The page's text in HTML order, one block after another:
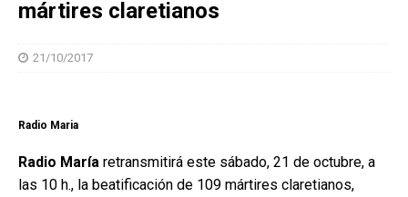
mártires claretianos
21/10/2017
Radio Maria
Radio María retransmitirá este sábado, 21 de octubre, a
las 10 h., la beatificación de 109 mártires claretianos,